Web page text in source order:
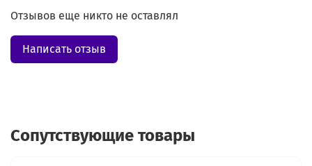
Отзывов еще никто не оставлял
Написать отзыв
Сопутствующие товары